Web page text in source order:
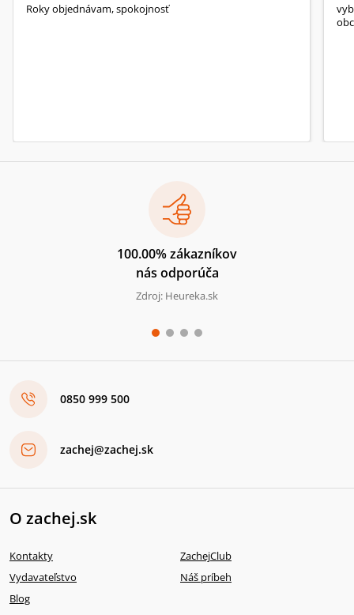
Roky objednávam, spokojnosť
100.00% zákazníkov
nás odporúča
Zdroj: Heureka.sk
0850 999 500
zachej@zachej.sk
O zachej.sk
Kontakty
ZachejClub
Vydavateľstvo
Náš príbeh
Blog